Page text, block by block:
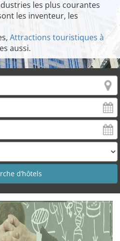
les plus courantes
les inventeur, les
Attractions touristiques à
aussi.